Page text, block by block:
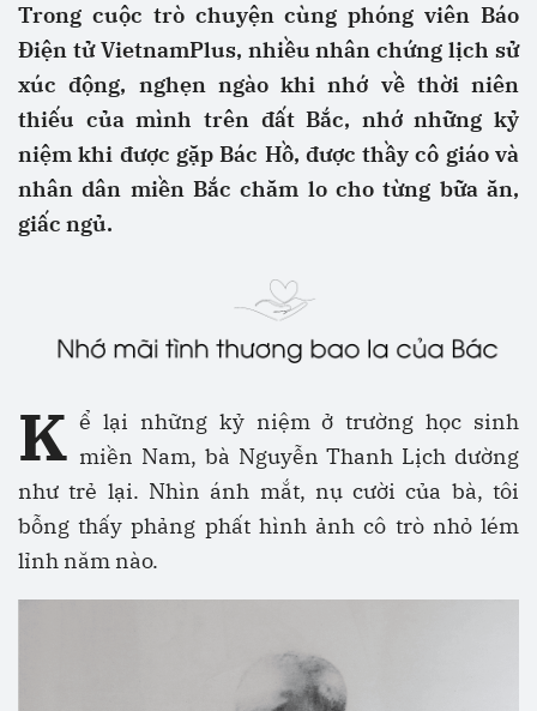
Trong cuộc trò chuyện cùng phóng viên Báo
Điện tử VietnamPlus, nhiều nhân chứng lịch sử
xúc động, nghẹn ngào khi nhớ về thời niên
thiếu của mình trên đất Bắc, nhớ những kỷ
niệm khi được gặp Bác Hồ, được thầy cô giáo và
nhân dân miền Bắc chăm lo cho từng bữa ăn,
giấc ngủ.
K ể lại những kỷ niệm ở trường học sinh
miền Nam, bà Nguyễn Thanh Lịch dường
như trẻ lại. Nhìn ánh mắt, nụ cười của bà, tôi
bỗng thấy phảng phất hình ảnh cô trò nhỏ lém
lỉnh năm nào.